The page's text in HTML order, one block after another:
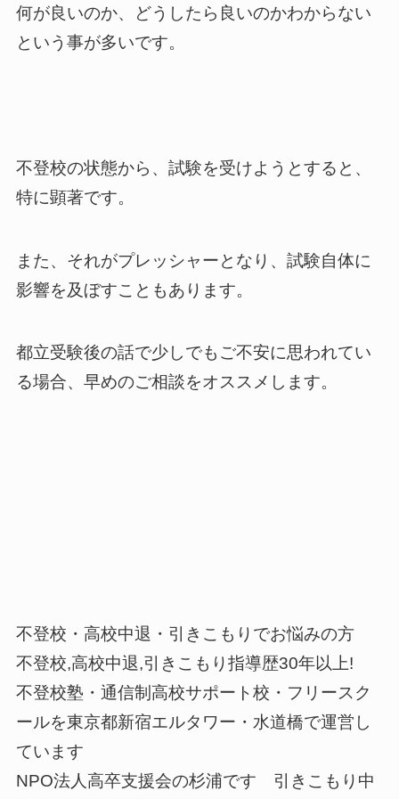
何が良いのか、どうしたら良いのかわからない
という事が多いです。
不登校の状態から、試験を受けようとすると、
特に顕著です。
また、それがプレッシャーとなり、試験自体に
影響を及ぼすこともあります。
都立受験後の話で少しでもご不安に思われてい
る場合、早めのご相談をオススメします。
不登校・高校中退・引きこもりでお悩みの方
不登校,高校中退,引きこもり指導歴30年以上!
不登校塾・通信制高校サポート校・フリースク
ールを東京都新宿エルタワー・水道橋で運営し
ています
NPO法人高卒支援会の杉浦です 引きこもり中